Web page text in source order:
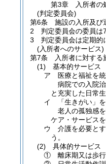
第3章
入所者の
(判定委員会)
第6条
施設の入所及び
2
判定委員会の委員は
3
判定委員会は定期的
(入所者へのサービス)
第7条
入所者に対する
(1)
基本的サービス
ア
医療と福祉を
病院での入院
と充実した日常
イ
「生きがい」
老人の孤独感
ケア・サービスを
ウ
介護を必要と
う。
(2)
具体的サービス
①
離床期又は歩